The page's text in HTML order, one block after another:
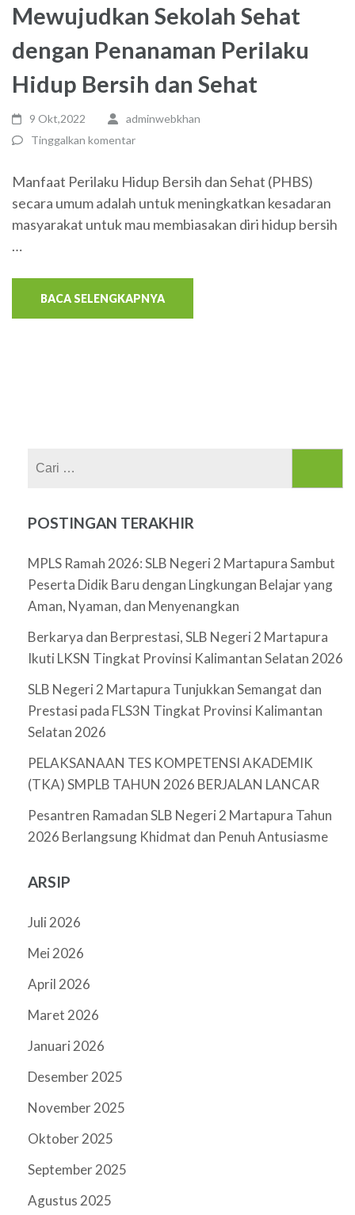
Mewujudkan Sekolah Sehat
dengan Penanaman Perilaku
Hidup Bersih dan Sehat
9 Okt,2022
adminwebkhan
Tinggalkan komentar
Manfaat Perilaku Hidup Bersih dan Sehat (PHBS)
secara umum adalah untuk meningkatkan kesadaran
masyarakat untuk mau membiasakan diri hidup bersih
…
BACA SELENGKAPNYA
POSTINGAN TERAKHIR
MPLS Ramah 2026: SLB Negeri 2 Martapura Sambut
Peserta Didik Baru dengan Lingkungan Belajar yang
Aman, Nyaman, dan Menyenangkan
Berkarya dan Berprestasi, SLB Negeri 2 Martapura
Ikuti LKSN Tingkat Provinsi Kalimantan Selatan 2026
SLB Negeri 2 Martapura Tunjukkan Semangat dan
Prestasi pada FLS3N Tingkat Provinsi Kalimantan
Selatan 2026
PELAKSANAAN TES KOMPETENSI AKADEMIK
(TKA) SMPLB TAHUN 2026 BERJALAN LANCAR
Pesantren Ramadan SLB Negeri 2 Martapura Tahun
2026 Berlangsung Khidmat dan Penuh Antusiasme
ARSIP
Juli 2026
Mei 2026
April 2026
Maret 2026
Januari 2026
Desember 2025
November 2025
Oktober 2025
September 2025
Agustus 2025